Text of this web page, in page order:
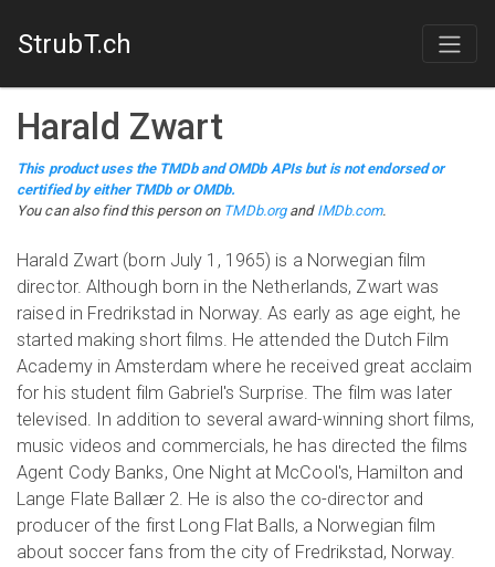
StrubT.ch
Harald Zwart
This product uses the TMDb and OMDb APIs but is not endorsed or
certified by either TMDb or OMDb.
You can also find this person on TMDb.organd IMDb.com.
Harald Zwart (born July 1, 1965) is a Norwegian film
director. Although born in the Netherlands, Zwart was
raised in Fredrikstad in Norway. As early as age eight, he
started making short films. He attended the Dutch Film
Academy in Amsterdam where he received great acclaim
for his student film Gabriel's Surprise. The film was later
televised. In addition to several award-winning short films,
music videos and commercials, he has directed the films
Agent Cody Banks, One Night at McCool's, Hamilton and
Lange Flate Ballær 2. He is also the co-director and
producer of the first Long Flat Balls, a Norwegian film
about soccer fans from the city of Fredrikstad, Norway.